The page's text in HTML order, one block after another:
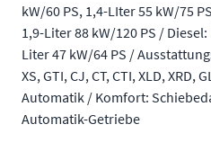
kW/60 PS, 1,4-LIter 55 kW/75
1,9-Liter 88 kW/120 PS /
Liter 47 kW/64 PS /
XS, GTI, CJ, CT, CTI, XLD, XRD,
Automatik / Komfort:
Automatik-Getriebe